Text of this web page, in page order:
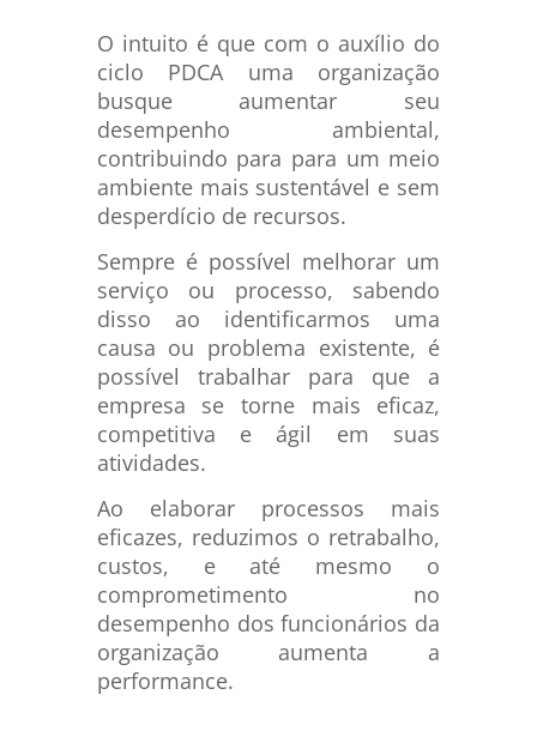
O intuito é que com o auxílio do
ciclo PDCA uma organização
busque aumentar seu
desempenho ambiental,
contribuindo para para um meio
ambiente mais sustentável e sem
desperdício de recursos.
Sempre é possível melhorar um
serviço ou processo, sabendo
disso ao identificarmos uma
causa ou problema existente, é
possível trabalhar para que a
empresa se torne mais eficaz,
competitiva e ágil em suas
atividades.
Ao elaborar processos mais
eficazes, reduzimos o retrabalho,
custos, e até mesmo o
comprometimento no
desempenho dos funcionários da
organização aumenta a
performance.